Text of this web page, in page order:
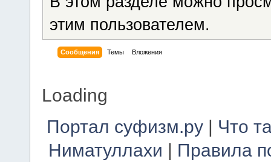
этим пользователем.
Сообщения Темы Вложения
Loading
Портал суфизм.ру| Что
Ниматуллахи | Правила